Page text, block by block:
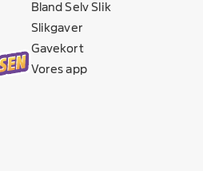
Bland Selv Slik
Slikgaver
Gavekort
Vores app